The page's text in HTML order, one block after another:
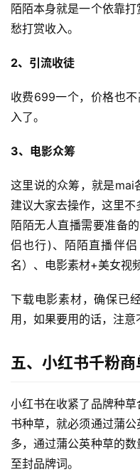
陌陌本身就是一个依靠
愁打赏收入。
2、引流收徒
收费699一个，价格也
入了。
3、电影众筹
这里说的众筹，就是mai
建议大家去操作，这里不
陌陌无人直播需要准备
侣也行)、陌陌直播伴
名）、电影素材+美女视
下载电影素材，确保已
用，如果要用的话，注意
五、小红书千粉商
小红书在收紧了品牌种
书种草，就必须通过蒲
多，通过蒲公英种草的
至封品牌词。